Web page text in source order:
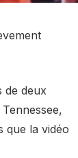
de deux
que la vidéo